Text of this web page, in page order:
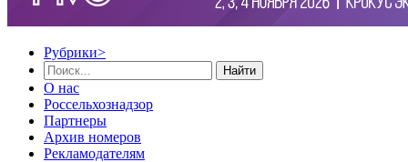
Рубрики>
Найти
О нас
Россельхознадзор
Партнеры
Архив номеров
Рекламодателям